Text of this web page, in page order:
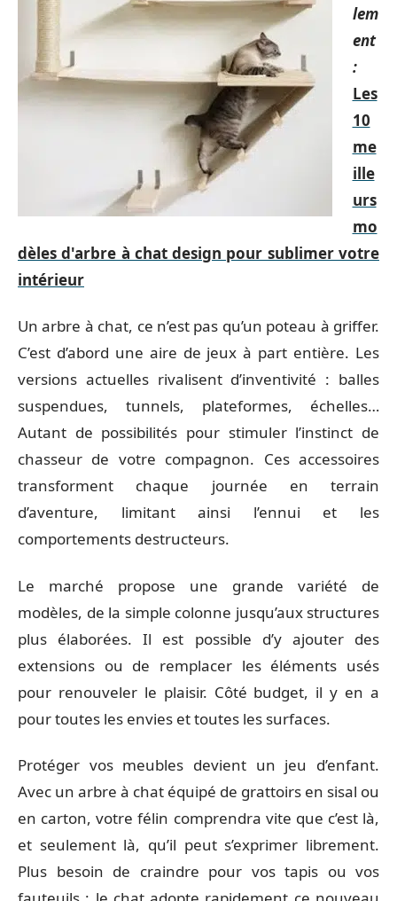
lem
ent
:
Les
10
me
ille
urs
mo
dèles d'arbre à chat design pour sublimer votre
intérieur
Un arbre à chat, ce n’est pas qu’un poteau à griffer.
C’est d’abord une aire de jeux à part entière. Les
versions actuelles rivalisent d’inventivité : balles
suspendues, tunnels, plateformes, échelles…
Autant de possibilités pour stimuler l’instinct de
chasseur de votre compagnon. Ces accessoires
transforment chaque journée en terrain
d’aventure, limitant ainsi l’ennui et les
comportements destructeurs.
Le marché propose une grande variété de
modèles, de la simple colonne jusqu’aux structures
plus élaborées. Il est possible d’y ajouter des
extensions ou de remplacer les éléments usés
pour renouveler le plaisir. Côté budget, il y en a
pour toutes les envies et toutes les surfaces.
Protéger vos meubles devient un jeu d’enfant.
Avec un arbre à chat équipé de grattoirs en sisal ou
en carton, votre félin comprendra vite que c’est là,
et seulement là, qu’il peut s’exprimer librement.
Plus besoin de craindre pour vos tapis ou vos